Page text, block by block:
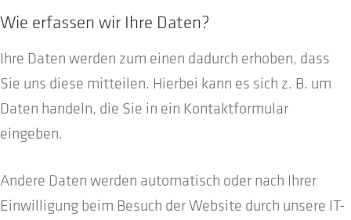
Wie erfassen wir Ihre Daten?
Ihre Daten werden zum einen dadurch erhoben, dass
Sie uns diese mitteilen. Hierbei kann es sich z. B. um
Daten handeln, die Sie in ein Kontaktformular
eingeben.
Andere Daten werden automatisch oder nach Ihrer
Einwilligung beim Besuch der Website durch unsere IT-